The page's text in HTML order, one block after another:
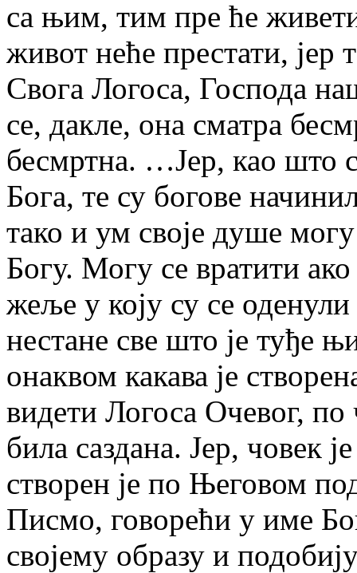
са њим, тим пре ће
живот неће престати, јер
Свога Логоса, Господа
се, дакле, она сматра
бесмртна. …Јер, као што
Бога, те су богове
тако и ум своје душе
Богу. Могу се вратити
жеље у коју су се
нестане све што је туђе
онаквом какава је
видети Логоса Очевог, по
била саздана. Јер, човек
створен је по Његовом
Писмо, говорећи у име
својему образу и